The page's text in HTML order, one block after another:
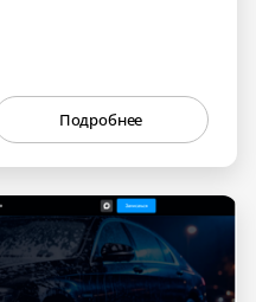
Подробнее